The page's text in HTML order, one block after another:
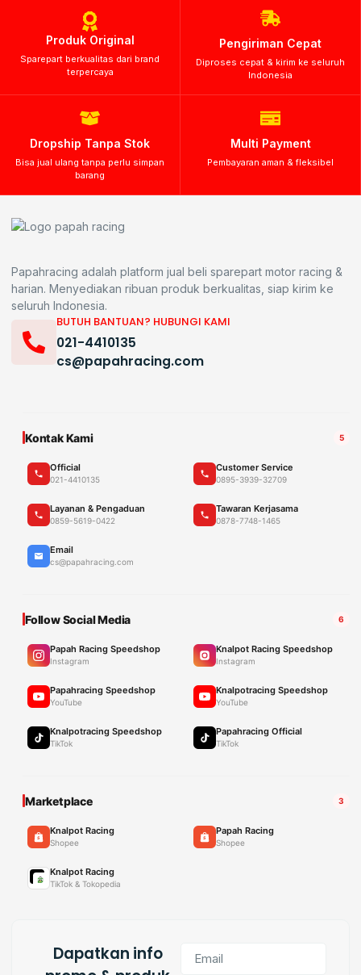
Produk Original
Sparepart berkualitas dari brand
terpercaya
Pengiriman Cepat
Diproses cepat & kirim ke seluruh
Indonesia
Dropship Tanpa Stok
Bisa jual ulang tanpa perlu simpan
barang
Multi Payment
Pembayaran aman & fleksibel
Papahracing adalah platform jual beli sparepart motor racing &
harian. Menyediakan ribuan produk berkualitas, siap kirim ke
seluruh Indonesia.
BUTUH BANTUAN? HUBUNGI KAMI
021-4410135
cs@papahracing.com
Kontak Kami 5
Official
021-4410135
Customer Service
0895-3939-32709
Layanan & Pengaduan
0859-5619-0422
Tawaran Kerjasama
0878-7748-1465
Email
cs@papahracing.com
Follow Social Media 6
Papah Racing Speedshop
Instagram
Knalpot Racing Speedshop
Instagram
Papahracing Speedshop
YouTube
Knalpotracing Speedshop
YouTube
Knalpotracing Speedshop
TikTok
Papahracing Official
TikTok
Marketplace 3
Knalpot Racing
Shopee
Papah Racing
Shopee
Knalpot Racing
TikTok & Tokopedia
Dapatkan info